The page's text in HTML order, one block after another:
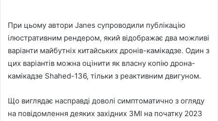
При цьому автори Janes супроводили публікацію
ілюстративним рендером, який відображає два можливі
варіанти майбутніх китайських дронів-камікадзе. Один з
цих варіантів можна оцінити як власну копію дрона-
камікадзе Shahed-136, тільки з реактивним двигуном.
Що виглядає насправді доволі симптоматично з огляду
на повідомлення деяких західних ЗМІ на початку 2023